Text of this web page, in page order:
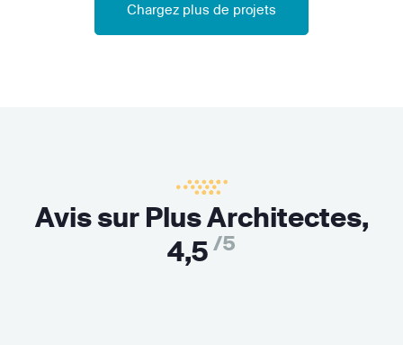
Chargez plus de projets
Avis sur Plus Architectes,
4,5 /5